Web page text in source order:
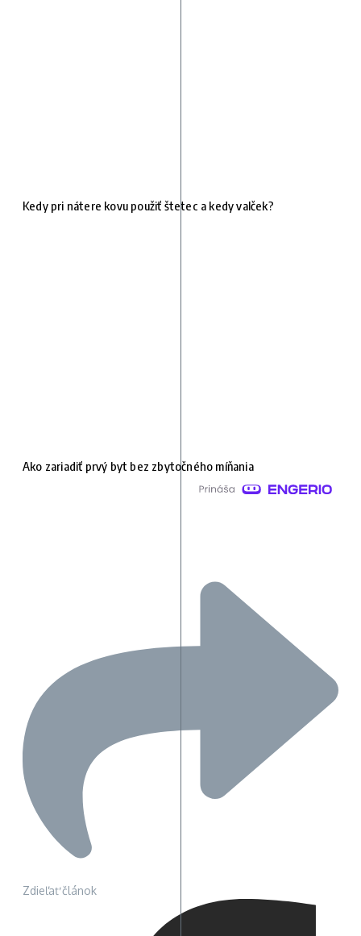
Kedy pri nátere kovu použiť štetec a kedy valček?
Ako zariadiť prvý byt bez zbytočného míňania
Zdieľať článok